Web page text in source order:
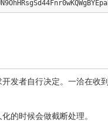
发者自行决定。一洽在收到
的时候会做截断处理。